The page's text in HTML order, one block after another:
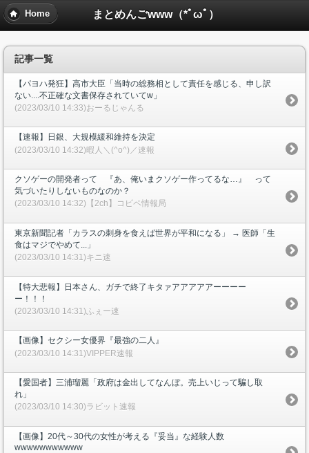
まとめんごwww（*ﾟωﾟ）
Home
記事一覧
【パヨハ発狂】高市大臣「当時の総務相として責任を感じる、申し訳
ない....不正確な文書保存されていてw」
(2023/03/10 14:33)おーるじゃんる
【速報】日銀、大規模緩和維持を決定
(2023/03/10 14:32)暇人＼(^o^)／速報
クソゲーの開発者って 『あ、俺いまクソゲー作ってるな…』 って
気づいたりしないものなのか？
(2023/03/10 14:32)【2ch】コピペ情報局
東京新聞記者「カラスの刺身を食えば世界が平和になる」 → 医師「生
食はマジでやめて...」
(2023/03/10 14:31)キニ速
【特大悲報】日本さん、ガチで終了キタァアアアアアーーーー
ー！！！
(2023/03/10 14:31)ふぇー速
【画像】セクシー女優界『最強の二人』
(2023/03/10 14:31)VIPPER速報
【愛国者】三浦瑠麗「政府は金出してなんぼ。売上いじって騙し取
れ」
(2023/03/10 14:30)ラビット速報
【画像】20代～30代の女性が考える『妥当』な経験人数
wwwwwwwwwww